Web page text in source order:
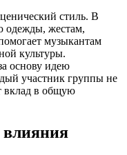
стиль. В
одежды, жестам,
музыкантам
культуры.
основу идею
участник группы не
вклад в общую